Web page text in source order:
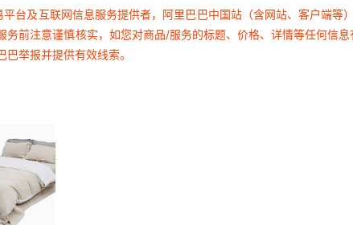
台及互联网信息服务提供者，阿里巴巴中国站（含网站、客户端
前注意谨慎核实，如您对商品/服务的标题、价格、详情等任何信
举报并提供有效线索。